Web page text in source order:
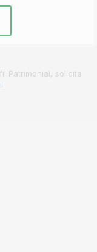
Patrimonial, solicita